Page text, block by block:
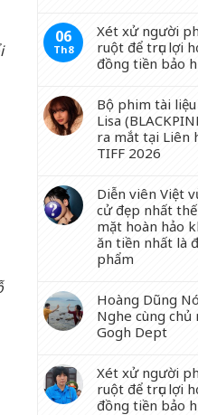
06
Th8
Xét xử người
ruột để trục lợi
đồng tiền bảo
Bộ phim tài
Lisa
ra mắt tại Liên
TIFF 2026
Diễn viên Việt
cử đẹp nhất
mặt hoàn hảo
ăn tiền nhất là
phẩm
Hoàng Dũng
Nghe cùng chủ
Gogh Dept
Xét xử người
ruột để trục lợi
đồng tiền bảo